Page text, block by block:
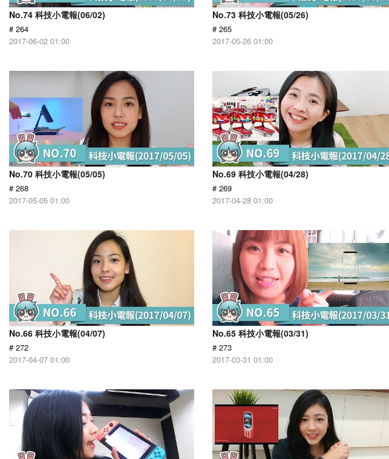
No.74 科技小電報(06/02)
# 264
2017-06-02 01:00
No.73 科技小電報(05/26)
# 265
2017-05-26 01:00
No.70 科技小電報(05/05)
# 268
2017-05-05 01:00
No.69 科技小電報(04/28)
# 269
2017-04-28 01:00
No.66 科技小電報(04/07)
# 272
2017-04-07 01:00
No.65 科技小電報(03/31)
# 273
2017-03-31 01:00